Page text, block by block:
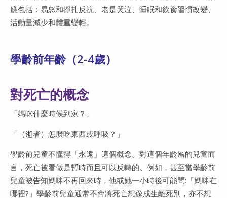
應包括：易怒和掙扎反抗、老是哭泣、睡眠和飲食習慣改變、
活動量減少和體重變輕。
學齡前年齡（2-4歲）
對死亡的概念
「媽咪什麼時候到家？」
「（逝者）怎麼吃東西或呼吸？」
學齡前兒童不懂得「永遠」這個概念。對這個年齡層的兒童而
言，死亡被看做是暫時而且可以反轉的。例如，甚至當學齡前
兒童被告知媽咪不再回來時，他或她一小時後可能問:「媽咪在
哪裡?」學齡前兒童通常不會將死亡想像成生離死別，亦不想